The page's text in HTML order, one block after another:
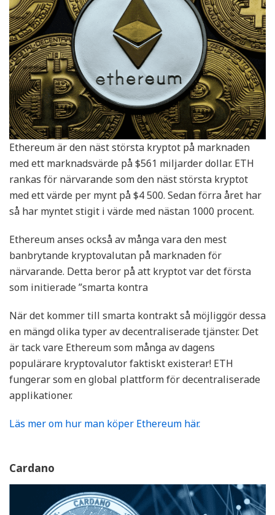
Ethereum är den näst största kryptot på marknaden
med ett marknadsvärde på $561 miljarder dollar. ETH
rankas för närvarande som den näst största kryptot
med ett värde per mynt på $4 500. Sedan förra året har
så har myntet stigit i värde med nästan 1000 procent.
Ethereum anses också av många vara den mest
banbrytande kryptovalutan på marknaden för
närvarande. Detta beror på att kryptot var det första
som initierade ”smarta kontra
När det kommer till smarta kontrakt så möjliggör dessa
en mängd olika typer av decentraliserade tjänster. Det
är tack vare Ethereum som många av dagens
populärare kryptovalutor faktiskt existerar! ETH
fungerar som en global plattform för decentraliserade
applikationer.
Läs mer om hur man köper Ethereum här.
Cardano